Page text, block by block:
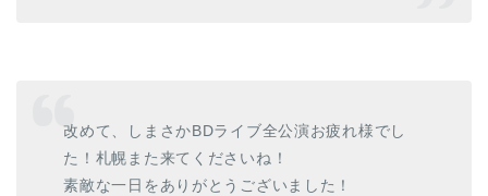
改めて、しまさかBDライブ全公演お疲れ様でし
た！札幌また来てくださいね！
素敵な一日をありがとうございました！